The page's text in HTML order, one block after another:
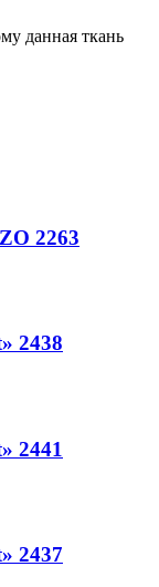
данная ткань
2263
2438
2441
2437